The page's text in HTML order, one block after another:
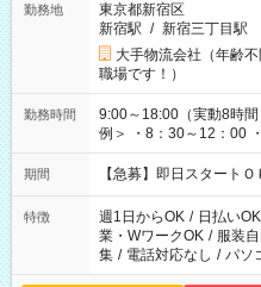
勤務地
東京都新宿区
新宿駅 / 新宿三丁目駅
大手物流会社（年齢
職場です！）
勤務時間
9:00～18:00（実動8時間） 希望の時間帯を選べます！ ＜シ
例＞ ・8：30～12：00
・13：00～22：00 ・
期間 【急募】即日スタート
特徴 週1日からOK / 日払いOK
業・WワークOK / 服装
集 / 電話対応なし / パソ